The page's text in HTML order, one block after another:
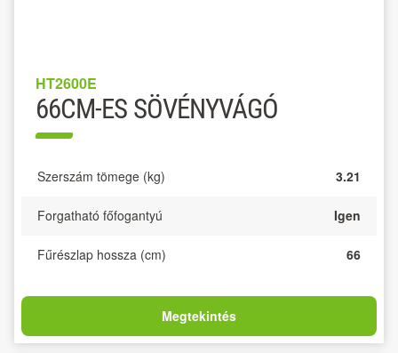
HT2600E
66CM-ES SÖVÉNYVÁGÓ
Szerszám tömege (kg) 3.21
Forgatható főfogantyú Igen
Fűrészlap hossza (cm) 66
Megtekintés